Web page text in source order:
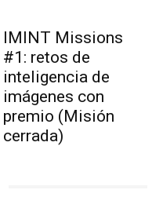
IMINT Missions
#1: retos de
inteligencia de
imágenes con
premio (Misión
cerrada)